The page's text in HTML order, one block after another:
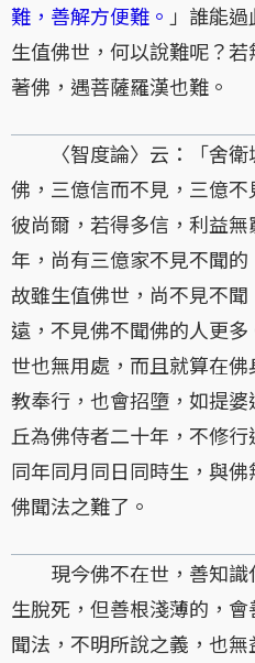
難，善解方便難。 」誰能
生值佛世，何以說難呢？
著佛，遇菩薩羅漢也難。
〈智度論〉云：「舍衛
佛，三億信而不見，三億
彼尚爾，若得多信，利益
年，尚有三億家不見不聞的
故雖生值佛世，尚不見不
遠，不見佛不聞佛的人更
世也無用處，而且就算在
教奉行，也會招墮，如提
丘為佛侍者二十年，不修
同年同月同日同時生，與
佛聞法之難了。
現今佛不在世，善知識
生脫死，但善根淺薄的，
聞法，不明所說之義，也